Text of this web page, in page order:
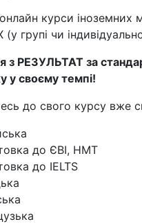
курси іноземних
групі чи
з РЕЗУЛЬТАТ за
у своєму темпі!
до свого курсу вже
до ЄВІ, НМТ
до IELTS